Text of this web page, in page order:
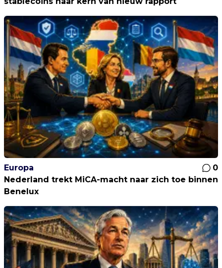
Europa
0
Nederland trekt MiCA-macht naar zich toe binnen
Benelux